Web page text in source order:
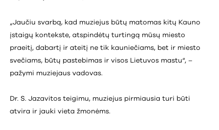
„Jaučiu svarbą, kad muziejus būtų matomas kitų Kauno
įstaigų kontekste, atspindėtų turtingą mūsų miesto
praeitį, dabartį ir ateitį ne tik kauniečiams, bet ir miesto
svečiams, būtų pastebimas ir visos Lietuvos mastu“, –
pažymi muziejaus vadovas.
Dr. S. Jazavitos teigimu, muziejus pirmiausia turi būti
atvira ir jauki vieta žmonėms.